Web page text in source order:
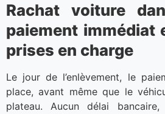
Rachat voiture
paiement immédiat
prises en charge
Le jour de l’enlèvement, le
place, avant même que le
plateau. Aucun délai